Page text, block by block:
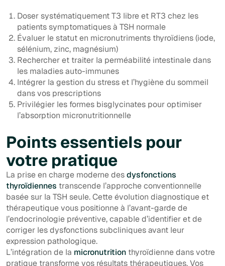
Doser systématiquement T3 libre et RT3 chez les
patients symptomatiques à TSH normale
Évaluer le statut en micronutriments thyroïdiens (iode,
sélénium, zinc, magnésium)
Rechercher et traiter la perméabilité intestinale dans
les maladies auto-immunes
Intégrer la gestion du stress et l’hygiène du sommeil
dans vos prescriptions
Privilégier les formes bisglycinates pour optimiser
l’absorption micronutritionnelle
Points essentiels pour
votre pratique
La prise en charge moderne desdysfonctions
thyroïdiennes transcende l’approche conventionnelle
basée sur la TSH seule. Cette évolution diagnostique et
thérapeutique vous positionne à l’avant-garde de
l’endocrinologie préventive, capable d’identifier et de
corriger les dysfonctions subcliniques avant leur
expression pathologique.
L’intégration de la micronutrition thyroïdienne dans votre
pratique transforme vos résultats thérapeutiques. Vos